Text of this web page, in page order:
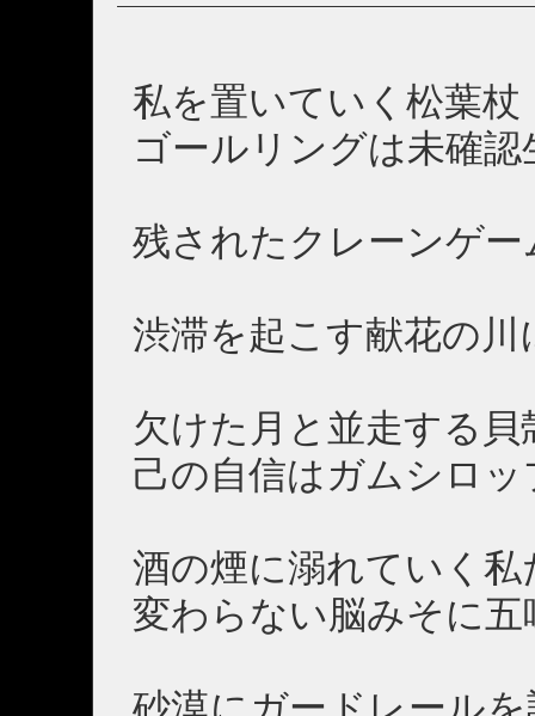
私を置いていく松葉杖
ゴールリングは未確
残されたクレーンゲ
渋滞を起こす献花の
欠けた月と並走する貝
己の自信はガムシロ
酒の煙に溺れていく私
変わらない脳みそに
砂漠にガードレール